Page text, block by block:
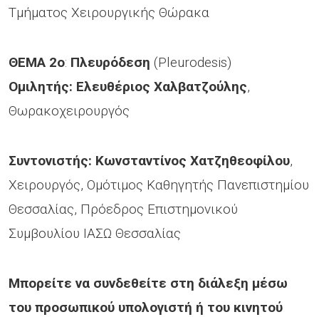
Τμήματος Χειρουργικής Θώρακα
ΘΕΜΑ 2ο: Πλευρόδεση (Pleurodesis)
Ομιλητής: Ελευθέριος Χαλβατζούλης,
Θωρακοχειρουργός
Συντονιστής: Κωνσταντίνος Χατζηθεοφίλου,
Χειρουργός, Ομότιμος Καθηγητής Πανεπιστημίου
Θεσσαλίας, Πρόεδρος Επιστημονικού
Συμβουλίου ΙΑΣΩ Θεσσαλίας
Μπορείτε να συνδεθείτε στη διάλεξη μέσω
του προσωπικού υπολογιστή ή του κινητού